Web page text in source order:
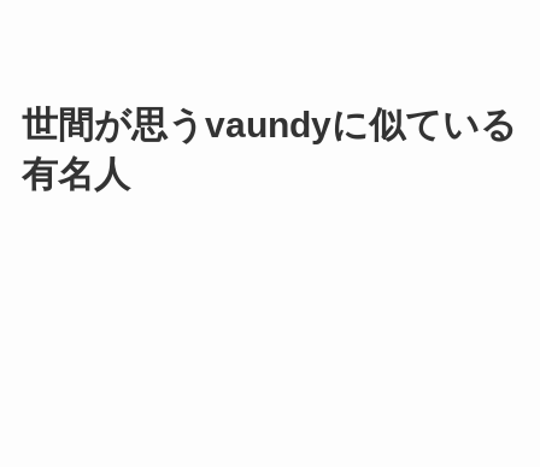
世間が思うvaundyに似ている
有名人